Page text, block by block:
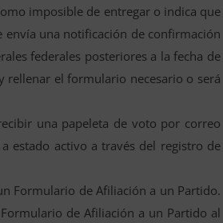
imposible de entregar o indica que
envía una notificación de confirmación
federales posteriores a la fecha de
rellenar el formulario necesario o será
una papeleta de voto por correo
estado activo a través del registro de
Formulario de Afiliación a un Partido.
de Afiliación a un Partido al